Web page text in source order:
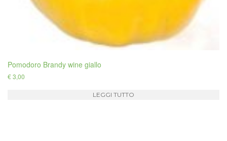
Pomodoro Brandy wine giallo
€3,00
LEGGI TUTTO